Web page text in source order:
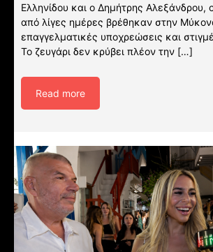
Ελληνίδου και ο Δημήτρης Αλεξάνδρου,
από λίγες ημέρες βρέθηκαν στην
επαγγελματικές υποχρεώσεις και
Το ζευγάρι δεν κρύβει πλέον την […]
Read more